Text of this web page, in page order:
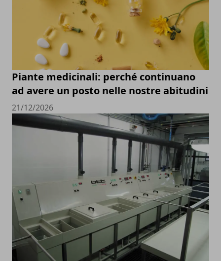
Piante medicinali: perché continuano
ad avere un posto nelle nostre abitudini
21/12/2026